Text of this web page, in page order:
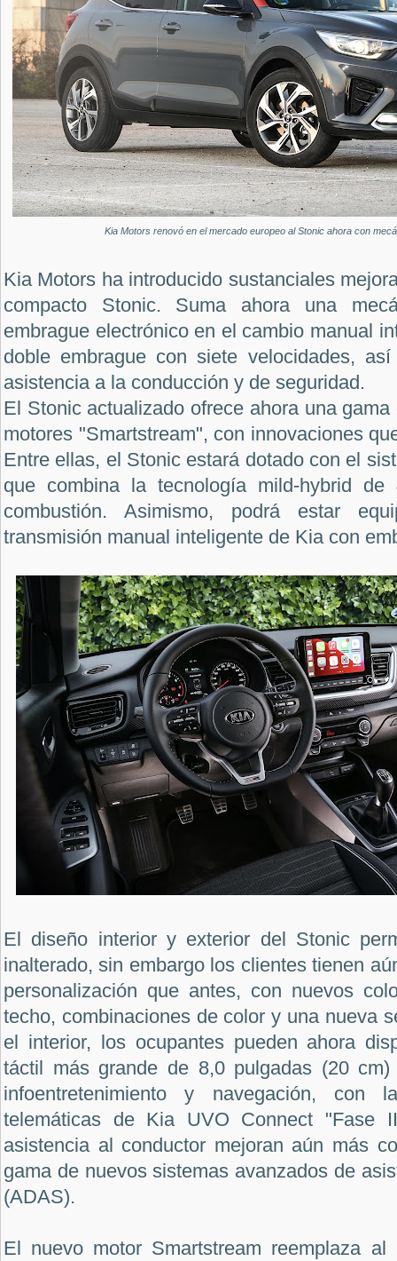
Kia Motors renovó en el mercado europeo al Stonic ahora con
Kia Motors ha introducido sustanciales
compacto Stonic. Suma ahora una
embrague electrónico en el cambio manual
doble embrague con siete velocidades,
asistencia a la conducción y de seguridad.
El Stonic actualizado ofrece ahora una
motores "Smartstream", con innovaciones
Entre ellas, el Stonic estará dotado con el
que combina la tecnología mild-hybrid
combustión. Asimismo, podrá estar
transmisión manual inteligente de Kia con
El diseño interior y exterior del Stonic
inalterado, sin embargo los clientes tienen
personalización que antes, con nuevos
techo, combinaciones de color y una nueva
el interior, los ocupantes pueden ahora
táctil más grande de 8,0 pulgadas (20
infoentretenimiento y navegación, con
telemáticas de Kia UVO Connect "Fase
asistencia al conductor mejoran aún más
gama de nuevos sistemas avanzados de
(ADAS).
El nuevo motor Smartstream reemplaza